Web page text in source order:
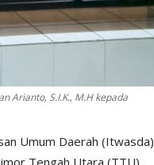
Arianto, S.I.K., M.H kepada
Umum Daerah (Itwasda)
Tengah Utara (TTU),